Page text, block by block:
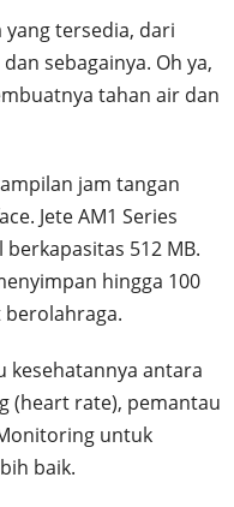
tersedia, dari
sebagainya. Oh ya,
tahan air dan
jam tangan
Jete AM1 Series
512 MB.
hingga 100
kesehatannya antara
(heart rate), pemantau
untuk
baik.